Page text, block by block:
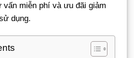
vấn miễn phí và ưu đãi giảm
dụng.